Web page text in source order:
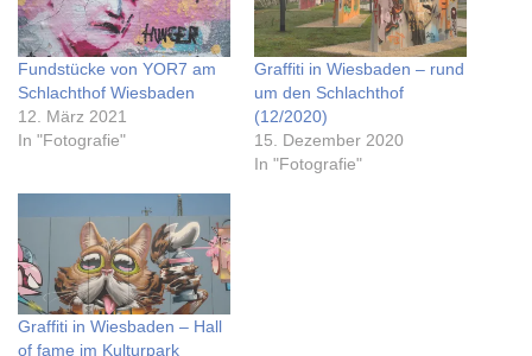
Fundstücke von YOR7 am
Schlachthof Wiesbaden
12. März 2021
In "Fotografie"
Graffiti in Wiesbaden – rund
um den Schlachthof
(12/2020)
15. Dezember 2020
In "Fotografie"
Graffiti in Wiesbaden – Hall
of fame im Kulturpark